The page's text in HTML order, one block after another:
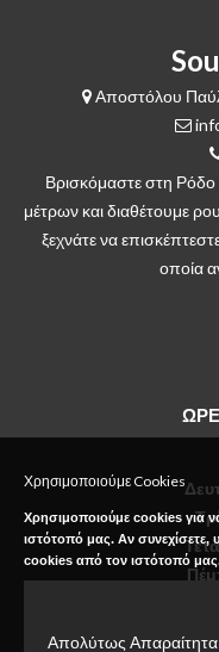
Αποστόλου
Βρισκόμαστε στη
μέτρων και διαθέτουμε
ξεχνάτε να
οποία
Χρησιμοποιούμε Cookies
Χρησιμοποιούμε cookies για
ιστότοπό μας. Αν συνεχίσετε,
cookies από τον ιστότοπό
Απολύτως Απαραίτητα